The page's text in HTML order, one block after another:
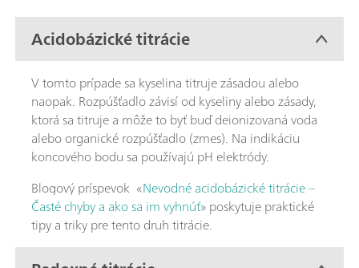
Acidobázické titrácie
V tomto prípade sa kyselina titruje zásadou alebo
naopak. Rozpúšťadlo závisí od kyseliny alebo zásady,
ktorá sa titruje a môže to byť buď deionizovaná voda
alebo organické rozpúšťadlo (zmes). Na indikáciu
koncového bodu sa používajú pH elektródy.
Blogový príspevok «Nevodné acidobázické titrácie –
Časté chyby a ako sa im vyhnúť» poskytuje praktické
tipy a triky pre tento druh titrácie.